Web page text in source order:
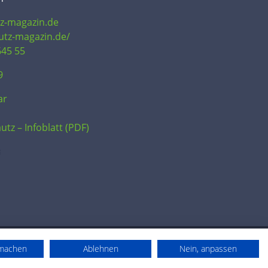
magazin.de
magazin.de/
55
– Infoblatt (PDF)
Ablehnen Nein, anpassen